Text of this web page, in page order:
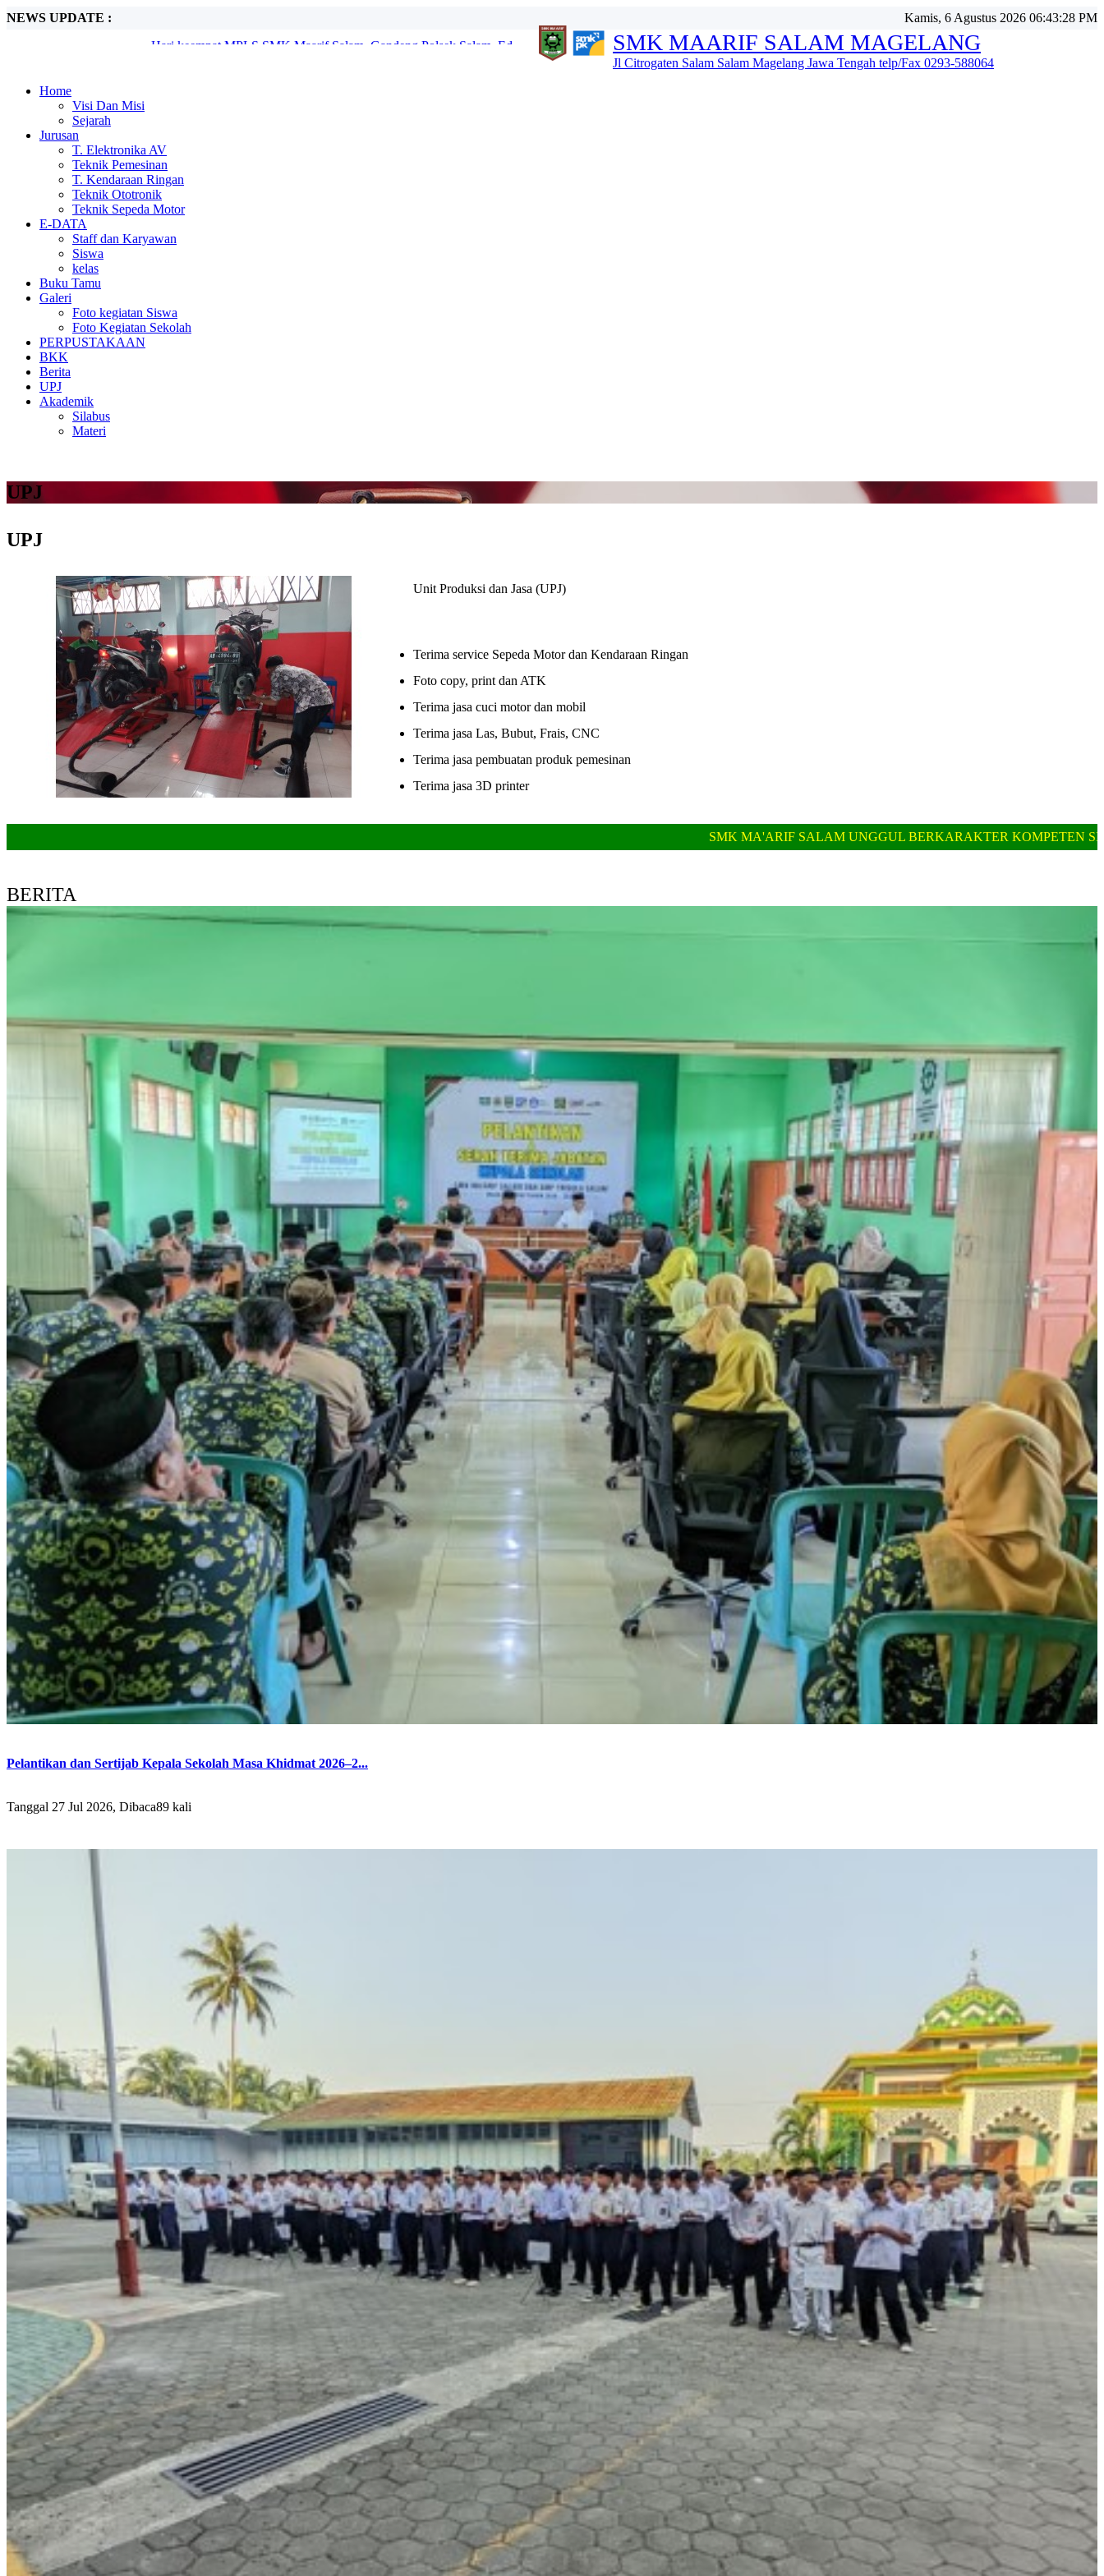
NEWS UPDATE :
Hari Ketiga MPLS SMK Maarif Salam, Gali Potensi Diri dan Ken...
Pelantikan dan Sertijab Kepala Sekolah Masa Khidmat 2026–2...
Hari terakhir rangkaian MPLS SMK Maarif Salam, Kental Nilai ...
Kamis, 6 Agustus 2026 06:43:30 PM
SMK MAARIF SALAM MAGELANG
Jl Citrogaten Salam Salam Magelang Jawa Tengah telp/Fax 0293-588064
Home
Visi Dan Misi
Sejarah
Jurusan
T. Elektronika AV
Teknik Pemesinan
T. Kendaraan Ringan
Teknik Ototronik
Teknik Sepeda Motor
E-DATA
Staff dan Karyawan
Siswa
kelas
Buku Tamu
Galeri
Foto kegiatan Siswa
Foto Kegiatan Sekolah
PERPUSTAKAAN
BKK
Berita
UPJ
Akademik
Silabus
Materi
UPJ
UPJ
Unit Produksi dan Jasa (UPJ)
Terima service Sepeda Motor dan Kendaraan Ringan
Foto copy, print dan ATK
Terima jasa cuci motor dan mobil
Terima jasa Las, Bubut, Frais, CNC
Terima jasa pembuatan produk pemesinan
Terima jasa 3D printer
SMK MA'ARIF SALAM UNGGUL BERKARAKTER KOMPETEN SIAP KERJA || SMK
BERITA
Pelantikan dan Sertijab Kepala Sekolah Masa Khidmat 2026–2...
Tanggal 27 Jul 2026, Dibaca89 kali